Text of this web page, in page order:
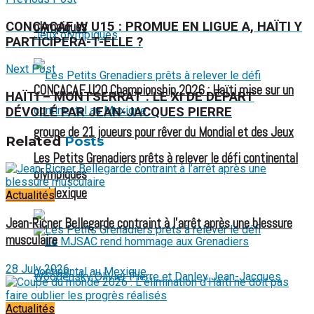
CONCACAF U20 Championship 2026 : Haïti mise sur un
groupe de 21 joueurs pour rêver du Mondial et des Jeux
olympiques
olympiques
Les Petits Grenadiers prêts à relever le défi continental
au Mexique
CONCACAF W U15 : PROMUE EN LIGUE A, HAÏTI Y
PARTICIPERA-T-ELLE ?
Next Post
HAÏTI – MONTSERRAT : LE XI DE DÉPART
DÉVOILÉ PAR JEAN-JACQUES PIERRE
RelatedPosts
Actualités
Jean-Ricner Bellegarde contraint à l’arrêt après une blessure
musculaire
28 July 2026
Actualités